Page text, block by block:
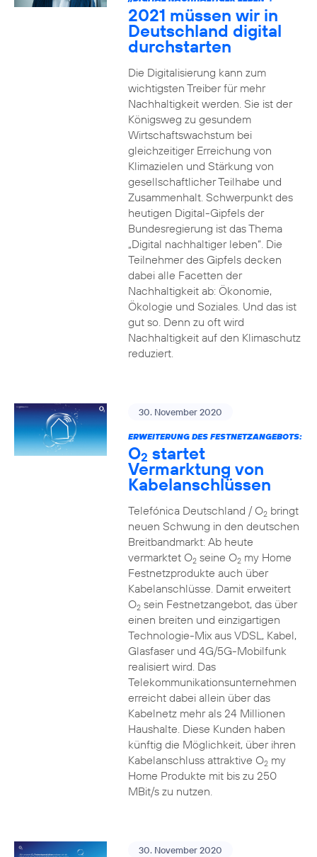
2021 müssen wir in
Deutschland digital
durchstarten
Die Digitalisierung kann zum
wichtigsten Treiber für mehr
Nachhaltigkeit werden. Sie ist der
Königsweg zu gesundem
Wirtschaftswachstum bei
gleichzeitiger Erreichung von
Klimazielen und Stärkung von
gesellschaftlicher Teilhabe und
Zusammenhalt. Schwerpunkt des
heutigen Digital-Gipfels der
Bundesregierung ist das Thema
„Digital nachhaltiger leben“. Die
Teilnehmer des Gipfels decken
dabei alle Facetten der
Nachhaltigkeit ab: Ökonomie,
Ökologie und Soziales. Und das ist
gut so. Denn zu oft wird
Nachhaltigkeit auf den Klimaschutz
reduziert.
30. November 2020
ERWEITERUNG DES FESTNETZANGEBOTS:
O2 startet
Vermarktung von
Kabelanschlüssen
Telefónica Deutschland / O2bringt
neuen Schwung in den deutschen
Breitbandmarkt: Ab heute
vermarktet O2seine O2my Home
Festnetzprodukte auch über
Kabelanschlüsse. Damit erweitert
O2sein Festnetzangebot, das über
einen breiten und einzigartigen
Technologie-Mix aus VDSL, Kabel,
Glasfaser und 4G/5G-Mobilfunk
realisiert wird. Das
Telekommunikationsunternehmen
erreicht dabei allein über das
Kabelnetz mehr als 24 Millionen
Haushalte. Diese Kunden haben
künftig die Möglichkeit, über ihren
Kabelanschluss attraktive O2my
Home Produkte mit bis zu 250
MBit/s zu nutzen.
30. November 2020